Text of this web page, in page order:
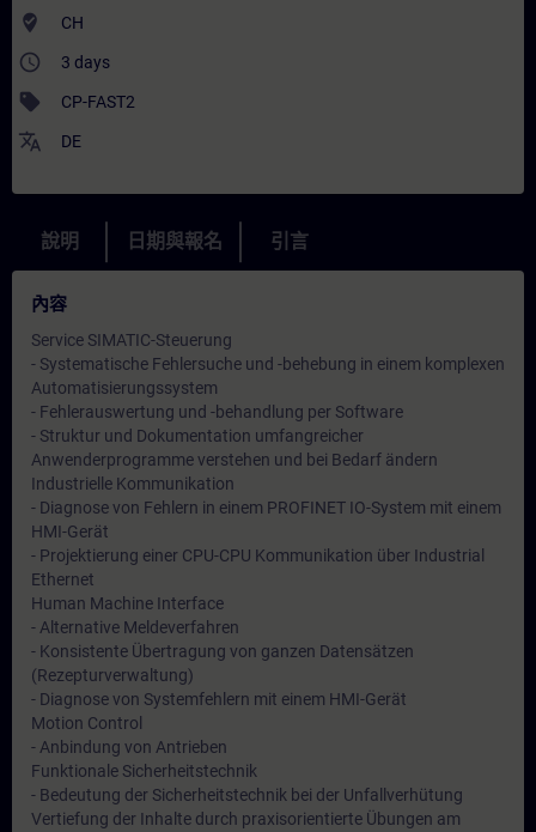
where_to_vote CH
access_time 3 days
sell CP-FAST2
translate DE
說明 日期與報名 引言
內容
Service SIMATIC-Steuerung
- Systematische Fehlersuche und -behebung in einem komplexen
Automatisierungssystem
- Fehlerauswertung und -behandlung per Software
- Struktur und Dokumentation umfangreicher
Anwenderprogramme verstehen und bei Bedarf ändern
Industrielle Kommunikation
- Diagnose von Fehlern in einem PROFINET IO-System mit einem
HMI-Gerät
- Projektierung einer CPU-CPU Kommunikation über Industrial
Ethernet
Human Machine Interface
- Alternative Meldeverfahren
- Konsistente Übertragung von ganzen Datensätzen
(Rezepturverwaltung)
- Diagnose von Systemfehlern mit einem HMI-Gerät
Motion Control
- Anbindung von Antrieben
Funktionale Sicherheitstechnik
- Bedeutung der Sicherheitstechnik bei der Unfallverhütung
Vertiefung der Inhalte durch praxisorientierte Übungen am